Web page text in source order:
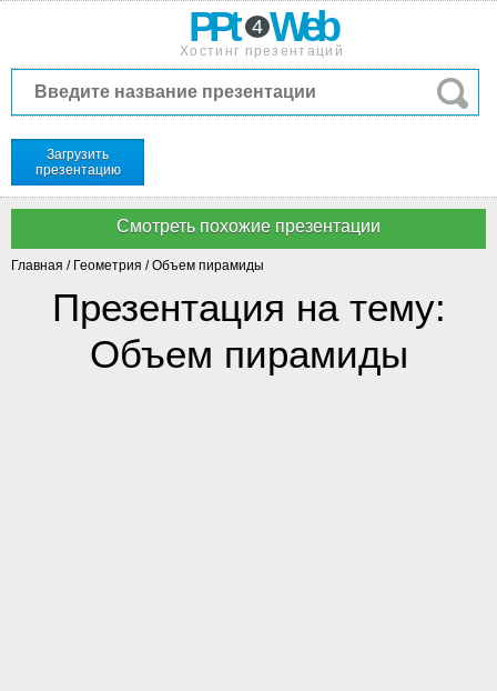
PPt 4 Web
Хостинг презентаций
Загрузить
презентацию
Главная / Геометрия /Объем пирамиды
Презентация на тему:
Объем пирамиды